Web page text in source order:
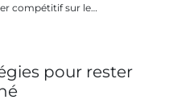
compétitif sur le…
pour rester